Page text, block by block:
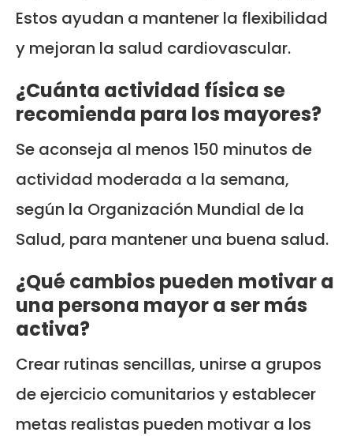
Estos ayudan a mantener la flexibilidad
y mejoran la salud cardiovascular.
¿Cuánta actividad física se
recomienda para los mayores?
Se aconseja al menos 150 minutos de
actividad moderada a la semana,
según la Organización Mundial de la
Salud, para mantener una buena salud.
¿Qué cambios pueden motivar a
una persona mayor a ser más
activa?
Crear rutinas sencillas, unirse a grupos
de ejercicio comunitarios y establecer
metas realistas pueden motivar a los